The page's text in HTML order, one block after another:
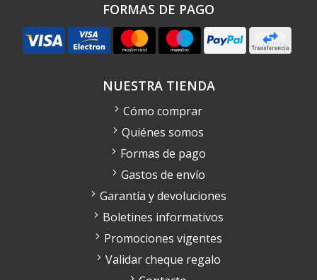
FORMAS DE PAGO
NUESTRA TIENDA
Cómo comprar
Quiénes somos
Formas de pago
Gastos de envío
Garantía y devoluciones
Boletines informativos
Promociones vigentes
Validar cheque regalo